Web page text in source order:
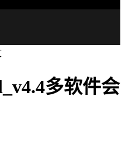
多软件会